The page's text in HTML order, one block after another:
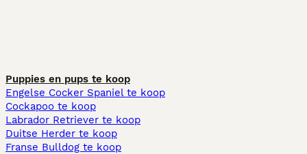
Puppies en pups te koop
Engelse Cocker Spaniel te koop
Cockapoo te koop
Labrador Retriever te koop
Duitse Herder te koop
Franse Bulldog te koop